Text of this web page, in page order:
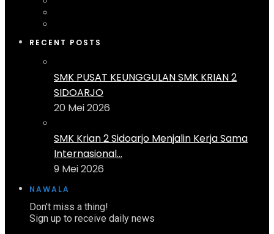
RECENT POSTS
SMK PUSAT KEUNGGULAN SMK KRIAN 2
SIDOARJO
20 Mei 2026
SMK Krian 2 Sidoarjo Menjalin Kerja Sama
Internasional...
9 Mei 2026
NAWALA
Don't miss a thing!
Sign up to receive daily news